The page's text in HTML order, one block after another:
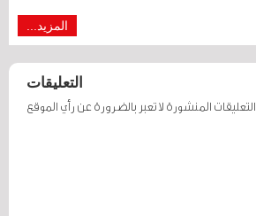
المزيد...
التعليقات
التعليقات المنشورة لا تعبر بالضرورة عن رأي الموقع